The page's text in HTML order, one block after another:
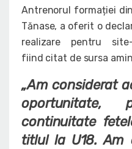
Antrenorul formației
Tănase, a oferit o
realizare pentru
fiind citat de sursa
„Am considerat
continuitate
titlul la U18. Am